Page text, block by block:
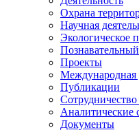
Охрана
Научная
Экологическое
Проекты
Международная
Публикации
Аналитические
Документы